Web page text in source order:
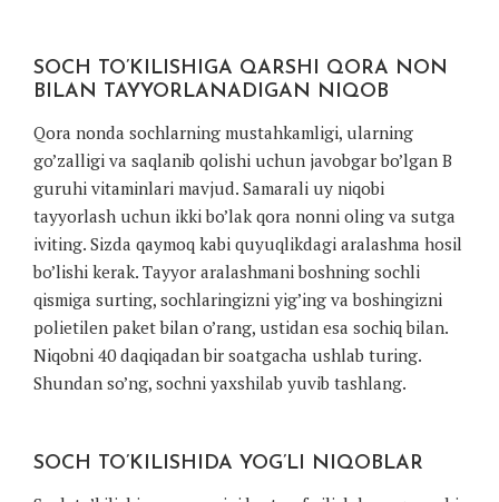
SOCH TO’KILISHIGA QARSHI QORA NON
BILAN TAYYORLANADIGAN NIQOB
Qora nonda sochlarning mustahkamligi, ularning
go’zalligi va saqlanib qolishi uchun javobgar bo’lgan B
guruhi vitaminlari mavjud. Samarali uy niqobi
tayyorlash uchun ikki bo’lak qora nonni oling va sutga
iviting. Sizda qaymoq kabi quyuqlikdagi aralashma hosil
bo’lishi kerak. Tayyor aralashmani boshning sochli
qismiga surting, sochlaringizni yig’ing va boshingizni
polietilen paket bilan o’rang, ustidan esa sochiq bilan.
Niqobni 40 daqiqadan bir soatgacha ushlab turing.
Shundan so’ng, sochni yaxshilab yuvib tashlang.
SOCH TO’KILISHIDA YOG’LI NIQOBLAR